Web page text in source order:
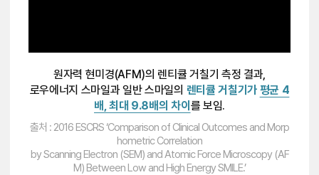
원자력 현미경(AFM)의 렌티큘 거칠기 측정 결과,
로우에너지 스마일과 일반 스마일의 렌티큘 거칠기가 평균 4
배, 최대 9.8배의 차이 를 보임.
출처 : 2016 ESCRS ‘Comparison of Clinical Outcomes and Morp
hometric Correlation
by Scanning Electron (SEM) and Atomic Force Microscopy (AF
M) Between Low and High Energy SMILE.’